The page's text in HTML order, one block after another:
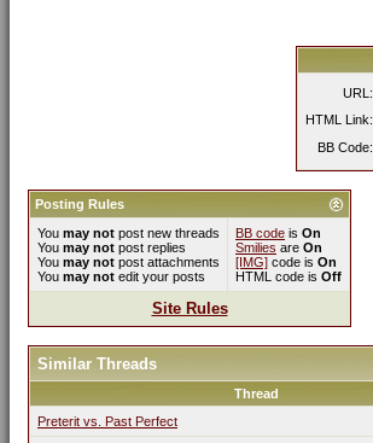
URL:
HTML Link:
BB Code:
Posting Rules
You may not post new threads
You may not post replies
You may not post attachments
You may not edit your posts
BB code is On
Smilies are On
[IMG] code is On
HTML code is Off
Site Rules
Similar Threads
Thread
Preterit vs. Past Perfect